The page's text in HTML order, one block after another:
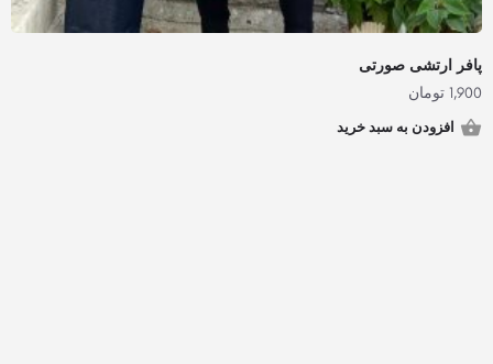
پافر ارتشی صورتی
1,900 تومان
افزودن به سبد خرید